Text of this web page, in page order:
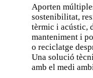
Aporten
sostenibilitat,
tèrmic i acústic,
manteniment i
o reciclatge
Una solució
amb el medi